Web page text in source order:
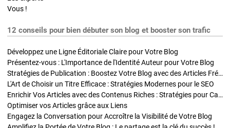
Vous !
12 conseils pour bien débuter son blog et booster son trafic
Développez une Ligne Éditoriale Claire pour Votre Blog
Présentez-vous : L'Importance de l'Identité Auteur pour Votre Blog
Stratégies de Publication : Boostez Votre Blog avec des Articles Fréquents et Exclusifs
L'Art de Choisir un Titre Efficace : Stratégies Modernes pour le SEO
Enrichir Vos Articles avec des Contenus Riches : Stratégies pour Captiver et Optimiser
Optimiser vos Articles grâce aux Liens
Engagez la Conversation pour Accroître la Visibilité de Votre Blog